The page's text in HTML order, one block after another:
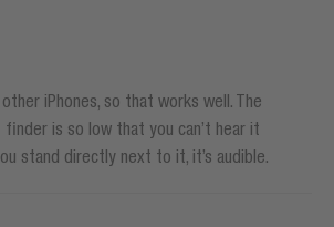
iPhones, so that works well. The
is so low that you can’t hear it
stand directly next to it, it’s audible.